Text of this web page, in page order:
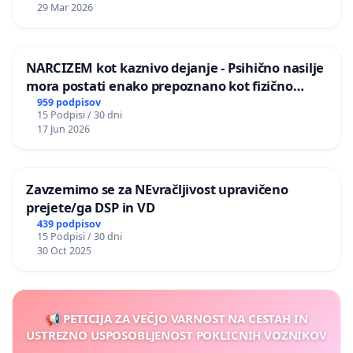
29 Mar 2026
NARCIZEM kot kaznivo dejanje - Psihično nasilje
mora postati enako prepoznano kot fizično
nasilje
959 podpisov
15 Podpisi / 30 dni
17 Jun 2026
Zavzemimo se za NEvračljivost upravičeno
prejete/ga DSP in VD
439 podpisov
15 Podpisi / 30 dni
30 Oct 2025
📢 PETICIJA ZA VEČJO VARNOST NA CESTAH IN
USTREZNO USPOSOBLJENOST POKLICNIH VOZNIKOV